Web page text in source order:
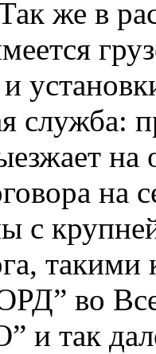
же в
служба:
на
на
с
во
и так